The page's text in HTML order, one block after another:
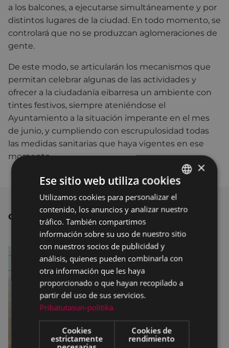
a los balcones, a ejecutarse simultáneamente y por
distintos lugares de la ciudad. En todo momento, se
controlará que no se produzcan aglomeraciones de
gente.
De este modo, se articularán los mecanismos que
permitan celebrar algunas de las actividades y
ofrecer a la ciudadanía eibarresa un ambiente con
tintes festivos, siempre ateniéndose el
Ayuntamiento a la situación imperante en el mes
de junio, y cumpliendo con escrupulosidad todas
las medidas sanitarias que haya vigentes en ese
momento.
OTRAS NOTICIAS
BASQUE
SPANISH
×
Ese sitio web utiliza cookies
Utilizamos cookies para personalizar el
contenido, los anuncios y analizar nuestro
tráfico. También compartimos
información sobre su uso de nuestro sitio
con nuestros socios de publicidad y
análisis, quienes pueden combinarla con
otra información que les haya
proporcionado o que hayan recopilado a
partir del uso de sus servicios.
Pribatutasun-politika
Cookies
estrictamente
Cookies de
rendimiento